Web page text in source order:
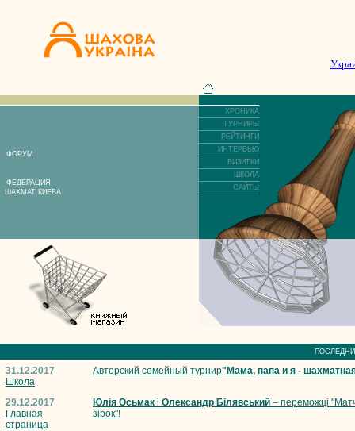
ФОРУМ
ФЕДЕРАЦИЯ
ШАХМАТ КИЕВА
ХРОНИКА
ТУРНИРЫ
РЕЙТИНГИ
ИНТЕРВЬЮ
ВИЗИТКИ
ШКОЛА
САЙТЫ
31.12.2017
Школа
Авторский семейный турнир"Мама, папа и я -
29.12.2017
Главная
страница
Юлія Осьмак і Олександр Білявський – переможці
зірок"!